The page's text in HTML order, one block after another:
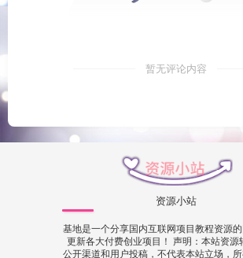
暂无评论内容
资源小站
基地是一个分享国内互联网项目教程资源
更新各大付费创业项目！ 声明：本站资源
公开渠道和用户投稿，不代表本站立场，